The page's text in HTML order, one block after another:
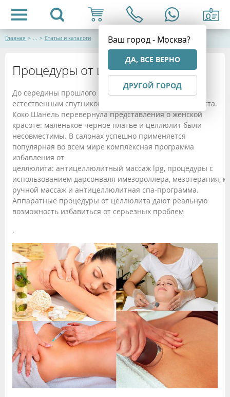
Ваш город - Москва?
ДА, ВСЕ ВЕРНО
ДРУГОЙ ГОРОД
Главная > ... > Статьи и каталоги
Процедуры от целлюлита
До середины прошлого века целлюлит был
естественным спутником женщин детородного возраста.
Коко Шанель перевернула представления о женской
красоте: маленькое черное платье и целлюлит были
несовместимы. В салонах успешно применяется
популярная во всем мире комплексная программа
избавления от
целлюлита: антицеллюлитный массаж lpg, процедуры с
использованием дарсонваля имезороллера, мезотерапия,
ручной массаж и антицеллюлитная спа-программа.
Аппаратные процедуры от целлюлита дают реальную
возможность избавиться от серьезных проблем
.